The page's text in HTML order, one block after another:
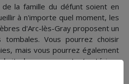
la famille du défunt soient en
à n'importe quel moment, les
d'Arc-lès-Gray proposent un
Vous pourrez choisir
mais vous pourrez également
les monuments (matériaux